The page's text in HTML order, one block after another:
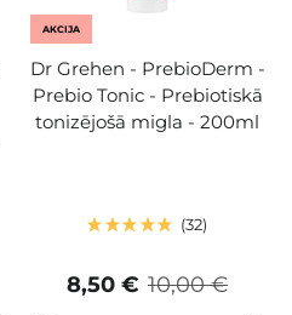
AKCIJA
Dr Grehen - PrebioDerm -
Prebio Tonic - Prebiotiskā
tonizējošā migla - 200ml
32
10,00 €
8,50 €